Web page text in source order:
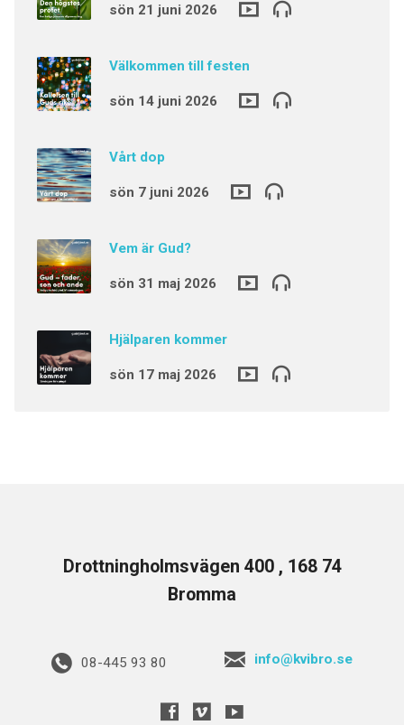
sön 21 juni 2026
Välkommen till festen
sön 14 juni 2026
Vårt dop
sön 7 juni 2026
Vem är Gud?
sön 31 maj 2026
Hjälparen kommer
sön 17 maj 2026
Drottningholmsvägen 400 , 168 74
Bromma
08-445 93 80 info@kvibro.se